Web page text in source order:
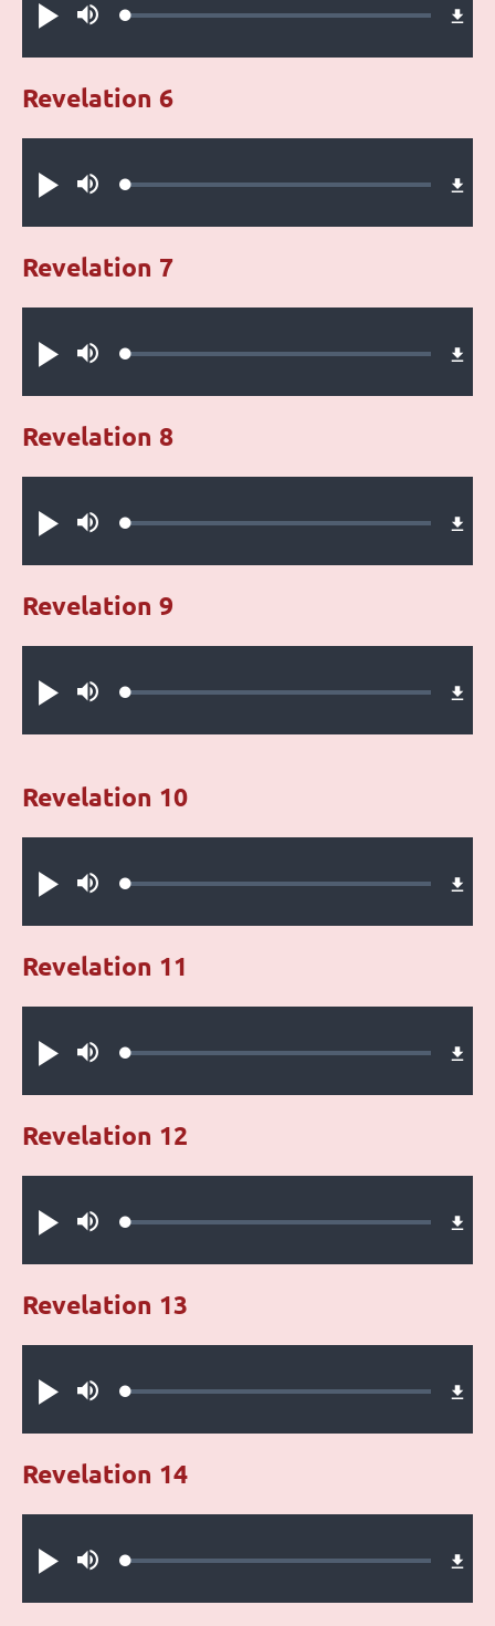
Play MuteLoaded:
Play MuteLoaded:
Revelation 6
Play MuteLoaded:
Revelation 7
Play MuteLoaded:
Revelation 8
Play MuteLoaded:
Revelation 9
Play MuteLoaded:
Revelation 10
Play MuteLoaded:
Revelation 11
Play MuteLoaded:
Revelation 12
Play MuteLoaded:
Revelation 13
Play MuteLoaded:
Revelation 14